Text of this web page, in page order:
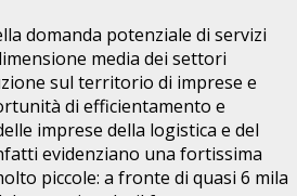
domanda potenziale di servizi
media dei settori
sul territorio di imprese e
di efficientamento e
imprese della logistica e del
evidenziano una fortissima
piccole: a fronte di quasi 6 mila